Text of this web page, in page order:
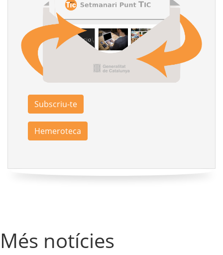
Subscriu-te
Hemeroteca
Més notícies